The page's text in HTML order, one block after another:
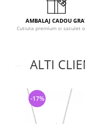
AMBALAJ CADOU
Cutiuta premium si saculet
ALTI
-17%